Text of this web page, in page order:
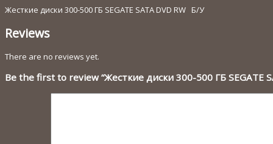
Жесткие диски 300-500 ГБ SEGATE SATA DVD RW Б/У
Reviews
There are no reviews yet.
Be the first to review “Жесткие диски 300-500 ГБ SEGATE